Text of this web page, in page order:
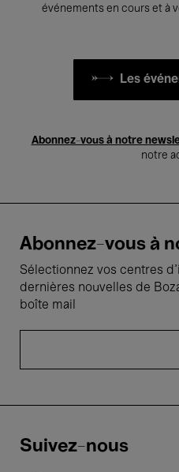
événements en cours et à
Les
Abonnez-vous à notre
notre
Abonnez-vous à
Sélectionnez vos centres
dernières nouvelles de
boîte mail
Suivez-nous